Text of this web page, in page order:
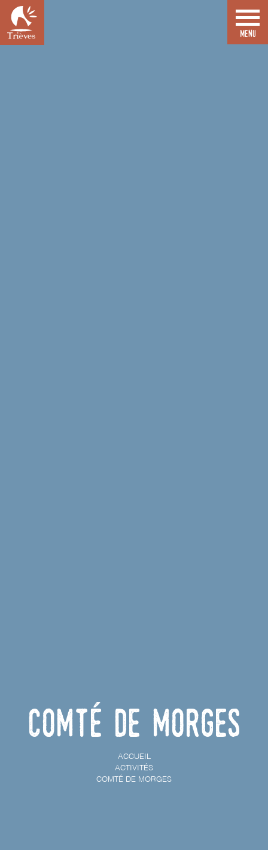
Comté de Morges
ACCUEIL
ACTIVITÉS
COMTÉ DE MORGES